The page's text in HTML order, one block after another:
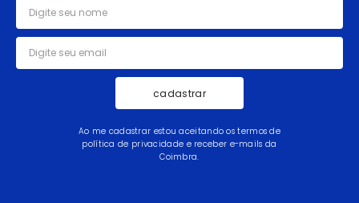
cadastrar
Ao me cadastrar estou aceitando os termos de
política de privacidade e receber e-mails da
Coimbra.